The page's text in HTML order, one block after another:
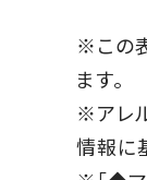
※この
ます。
※アレ
情報に